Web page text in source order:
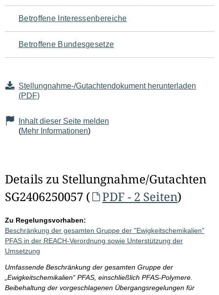
für
den
Seiteninhalt
Betroffene Interessenbereiche
Betroffene Bundesgesetze
Stellungnahme-/Gutachtendokument herunterladen
(PDF)
Inhalt dieser Seite melden
(Mehr Informationen)
Details zu Stellungnahme/Gutachten
SG2406250057 (
PDF - 2 Seiten)
Zu Regelungsvorhaben:
Beschränkung der gesamten Gruppe der "Ewigkeitschemikalien"
PFAS in der REACH-Verordnung sowie Unterstützung der
Umsetzung
Umfassende Beschränkung der gesamten Gruppe der
„Ewigkeitschemikalien“ PFAS, einschließlich PFAS-Polymere.
Beibehaltung der vorgeschlagenen Übergangsregelungen für